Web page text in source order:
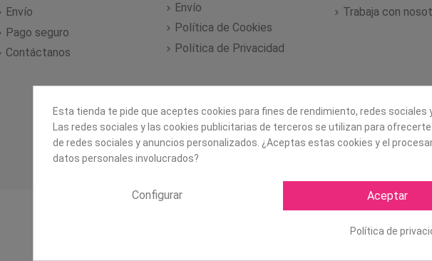
Envío
Pago seguro
Contáctanos
Envío
Política de Cookies
Política de Privacidad
Trabaja con
2026 Mapexbell
Esta tienda te pide que aceptes cookies para fines de rendimiento, redes sociales
Las redes sociales y las cookies publicitarias de terceros se utilizan para
de redes sociales y anuncios personalizados. ¿Aceptas estas cookies y el
datos personales involucrados?
Configurar Aceptar
Política de